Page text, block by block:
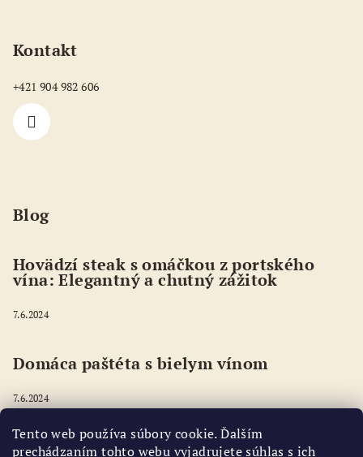
Tento web používa súbory cookie. Ďalším
prechádzaním tohto webu vyjadrujete súhlas s ich
Kontakt
+421 904 982 606
Blog
Hovädzí steak s omáčkou z portského
vína: Elegantný a chutný zážitok
7.6.2024
Domáca paštéta s bielym vínom
7.6.2024
Šafránové rizoto - Risotto alla milanese